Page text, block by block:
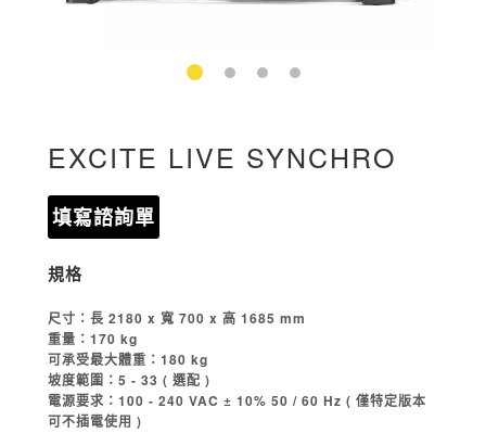
EXCITE LIVE SYNCHRO
填寫諮詢單
規格
尺寸：長 2180 x 寬 700 x 高 1685 mm
重量：170 kg
可承受最大體重：180 kg
坡度範圍：5 - 33 ( 選配 )
電源要求：100 - 240 VAC ± 10% 50 / 60 Hz ( 僅特定版本
可不插電使用 )